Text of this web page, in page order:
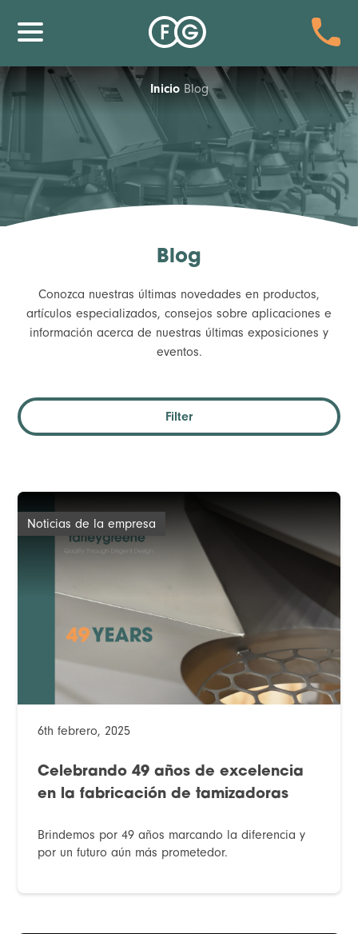
Inicio Blog
Blog
Conozca nuestras últimas novedades en productos,
artículos especializados, consejos sobre aplicaciones e
información acerca de nuestras últimas exposiciones y
eventos.
Filter
Noticias de la empresa
6th febrero, 2025
Celebrando 49 años de excelencia
en la fabricación de tamizadoras
Brindemos por 49 años marcando la diferencia y
por un futuro aún más prometedor.